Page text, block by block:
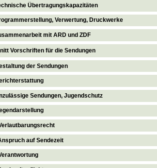
Übertragungskapazitäten
Verwertung, Druckwerke
mit ARD und ZDF
Vorschriften für die Sendungen
der Sendungen
Sendungen, Jugendschutz
auf Sendezeit